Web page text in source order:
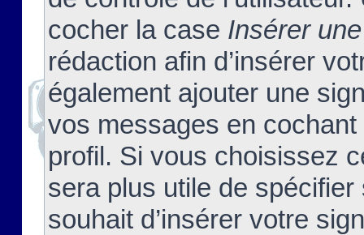
cocher la case Insérer
rédaction afin d’insérer
également ajouter une
vos messages en
profil. Si vous choisissez
sera plus utile de
souhait d’insérer votre